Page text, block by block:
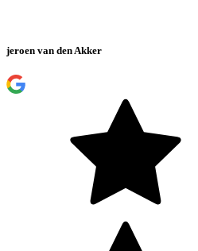
jeroen van den Akker